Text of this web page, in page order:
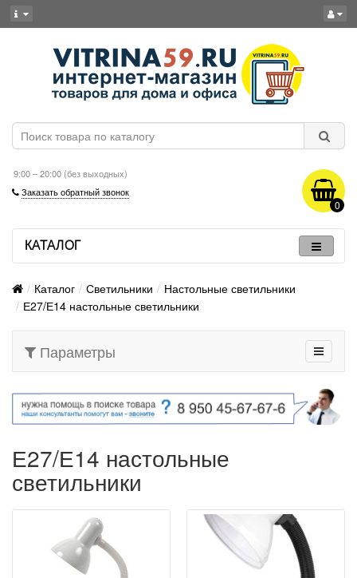
9:00 – 20:00 (без выходных)
Заказать обратный звонок
0
КАТАЛОГ
Каталог Светильники
Настольные светильники
Е27/Е14 настольные светильники
Параметры
Е27/Е14 настольные
светильники